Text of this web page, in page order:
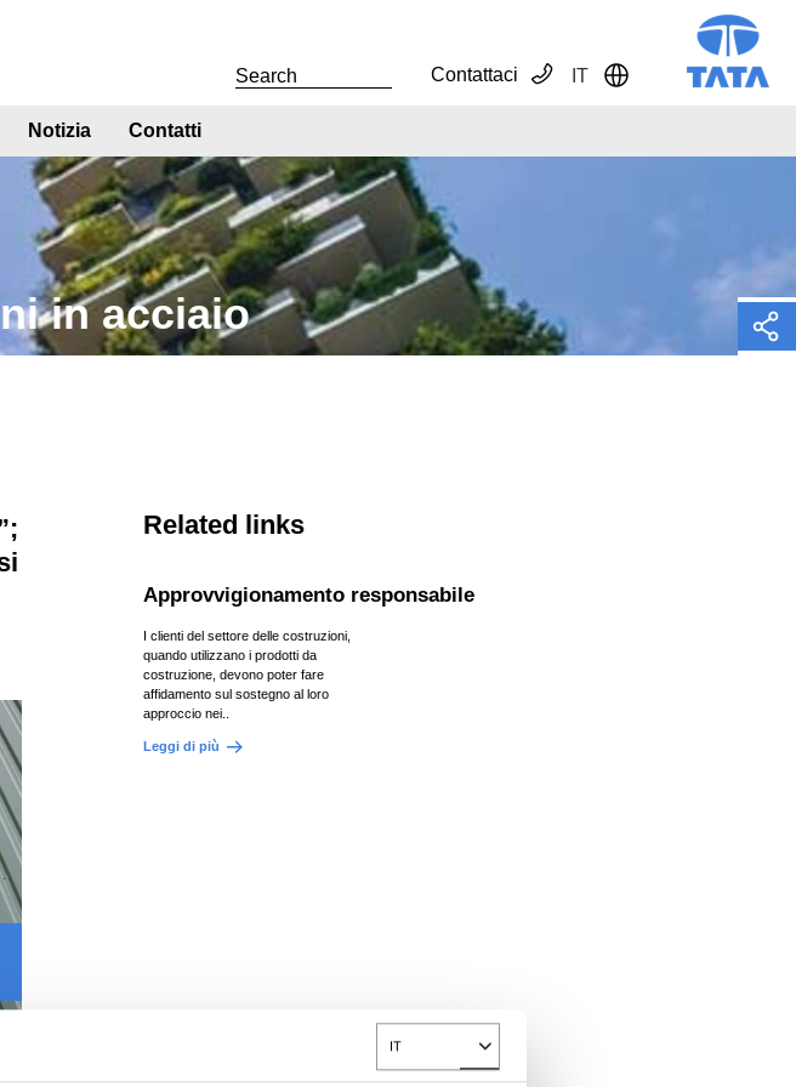
IT
Toggle Dropdown
IT Toggle Dropdown
Contattaci
Notizia Contatti
in acciaio
Related links
Approvvigionamento responsabile
I clienti del settore delle costruzioni,
quando utilizzano i prodotti da
costruzione, devono poter fare
affidamento sul sostegno al loro
approccio nei..
Leggi di più